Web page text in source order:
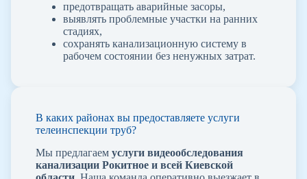
предотвращать аварийные засоры,
выявлять проблемные участки на ранних
стадиях,
сохранять канализационную систему в
рабочем состоянии без ненужных затрат.
В каких районах вы предоставляете услуги
телеинспекции труб?
Мы предлагаем услуги видеообследования
канализации Рокитное и всей Киевской